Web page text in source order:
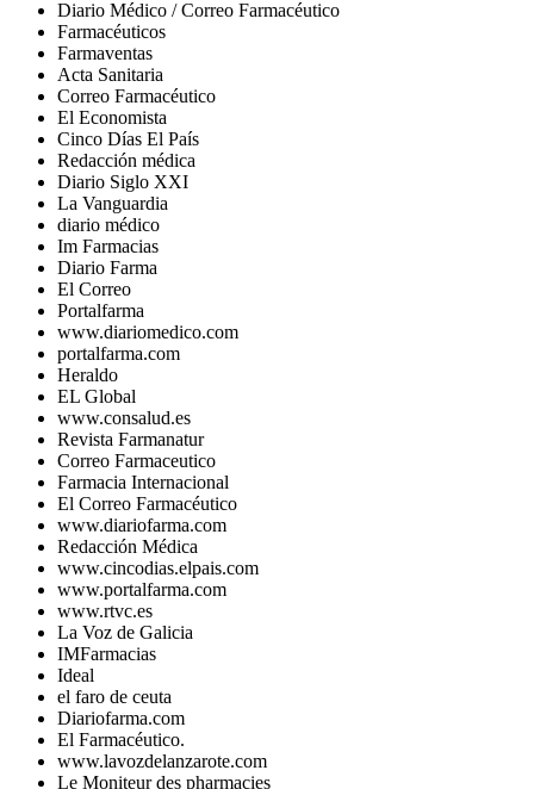
Diario Médico / Correo Farmacéutico
Farmacéuticos
Farmaventas
Acta Sanitaria
Correo Farmacéutico
El Economista
Cinco Días El País
Redacción médica
Diario Siglo XXI
La Vanguardia
diario médico
Im Farmacias
Diario Farma
El Correo
Portalfarma
www.diariomedico.com
portalfarma.com
Heraldo
EL Global
www.consalud.es
Revista Farmanatur
Correo Farmaceutico
Farmacia Internacional
El Correo Farmacéutico
www.diariofarma.com
Redacción Médica
www.cincodias.elpais.com
www.portalfarma.com
www.rtvc.es
La Voz de Galicia
IMFarmacias
Ideal
el faro de ceuta
Diariofarma.com
El Farmacéutico.
www.lavozdelanzarote.com
Le Moniteur des pharmacies